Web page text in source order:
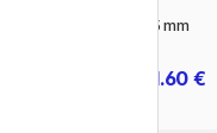
1321 Foam Brush 25 mm
1.60 €